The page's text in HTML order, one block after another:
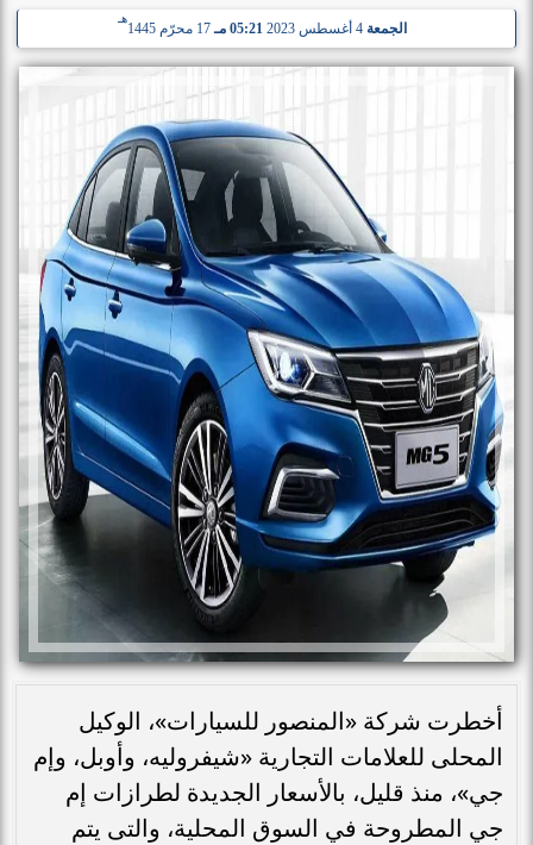
الجمعة 4 أغسطس 2023 05:21 مـ 17 محرّم 1445
هـ
أخطرت شركة «المنصور للسيارات»، الوكيل
المحلى للعلامات التجارية «شيفروليه، وأوبل، وإم
جي»، منذ قليل، بالأسعار الجديدة لطرازات إم
جي المطروحة في السوق المحلية، والتى يتم